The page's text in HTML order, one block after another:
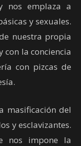
nos emplaza a
y sexuales.
nuestra propia
con la conciencia
con pizcas de
masificación del
y esclavizantes.
nos impone la